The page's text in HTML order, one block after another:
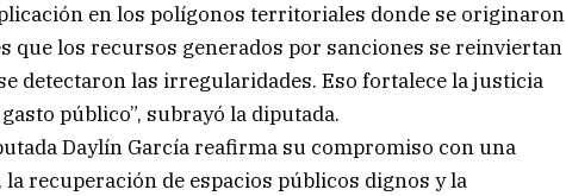
en los polígonos territoriales donde se originaron
que los recursos generados por sanciones se reinviertan
detectaron las irregularidades. Eso fortalece la justicia
público”, subrayó la diputada.
Daylín García reafirma su compromiso con una
recuperación de espacios públicos dignos y la